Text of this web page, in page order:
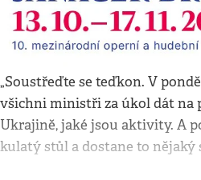
„Soustřeďte se teďkon. V
všichni ministři za úkol dát na
Ukrajině, jaké jsou aktivity. A
kulatý stůl a dostane to nějaký